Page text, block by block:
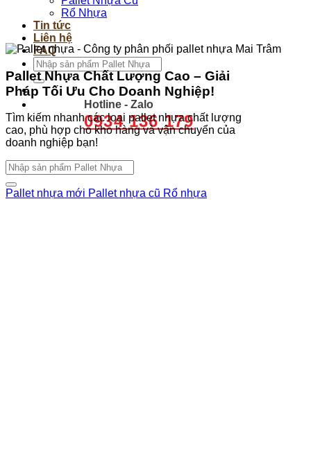
Rổ Nhựa
Tin tức
Liên hệ
FAQ
Tìm
kiếm:
Hotline - Zalo
0934 136 179
Pallet Nhựa Chất Lượng Cao – Giải
Pháp Tối Ưu Cho Doanh Nghiệp!
Tìm kiếm nhanh các loại pallet nhựa chất lượng
cao, phù hợp cho kho hàng và vận chuyển của
doanh nghiệp bạn!
Tìm
kiếm:
Pallet nhựa mới Pallet nhựa cũ Rổ nhựa